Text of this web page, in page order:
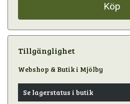
Köp
Tillgänglighet
Webshop & Butik i Mjölby
Se lagerstatus i butik